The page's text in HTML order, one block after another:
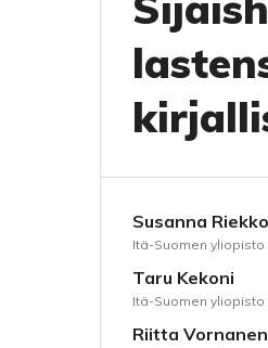
Susanna
Itä-Suomen yliopisto
Taru Kekoni
Itä-Suomen yliopisto
Riitta Vornanen